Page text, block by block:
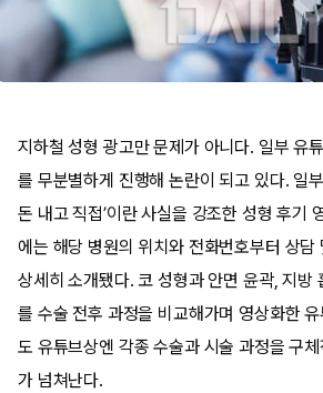
지하철 성형 광고만 문제가 아니다. 일부 유
를 무분별하게 진행해 논란이 되고 있다. 일
돈 내고 직접’이란 사실을 강조한 성형 후기
에는 해당 병원의 위치와 전화번호부터 상담
상세히 소개됐다. 코 성형과 안면 윤곽, 지방
를 수술 전후 과정을 비교해가며 영상화한
도 유튜브상엔 각종 수술과 시술 과정을 구
가 넘쳐난다.